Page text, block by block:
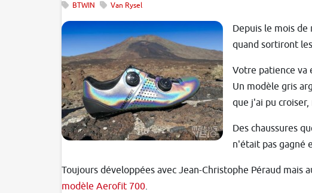
BTWIN Van Rysel
Depuis le mois de
quand sortiront
Votre patience va
Un modèle gris
que j'ai pu
Des chaussures
n'était pas gagné
Toujours développées avec Jean-Christophe Péraud mais
modèle Aerofit 700.